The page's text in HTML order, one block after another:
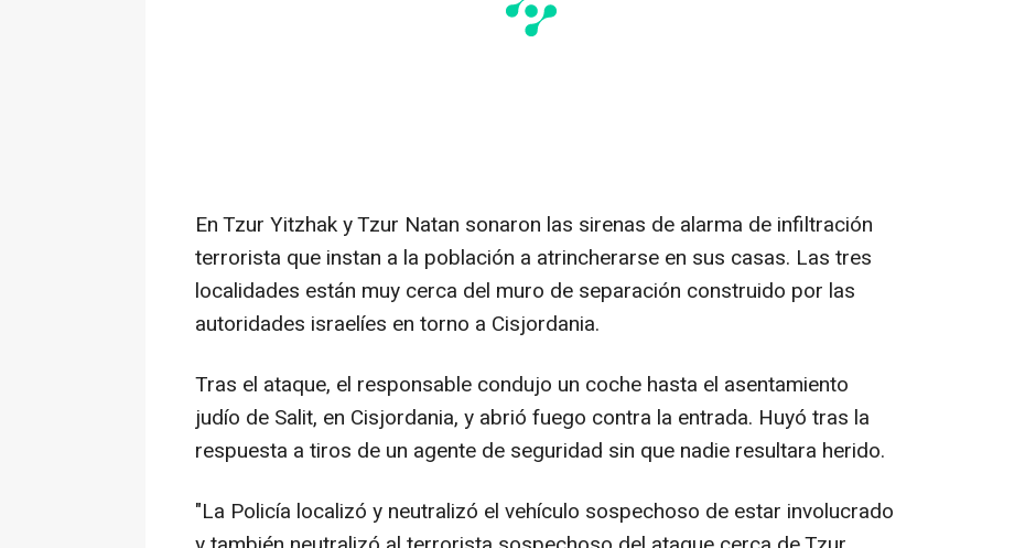
En Tzur Yitzhak y Tzur Natan sonaron las sirenas de alarma de infiltración
terrorista que instan a la población a atrincherarse en sus casas. Las tres
localidades están muy cerca del muro de separación construido por las
autoridades israelíes en torno a Cisjordania.
Tras el ataque, el responsable condujo un coche hasta el asentamiento
judío de Salit, en Cisjordania, y abrió fuego contra la entrada. Huyó tras la
respuesta a tiros de un agente de seguridad sin que nadie resultara herido.
"La Policía localizó y neutralizó el vehículo sospechoso de estar involucrado